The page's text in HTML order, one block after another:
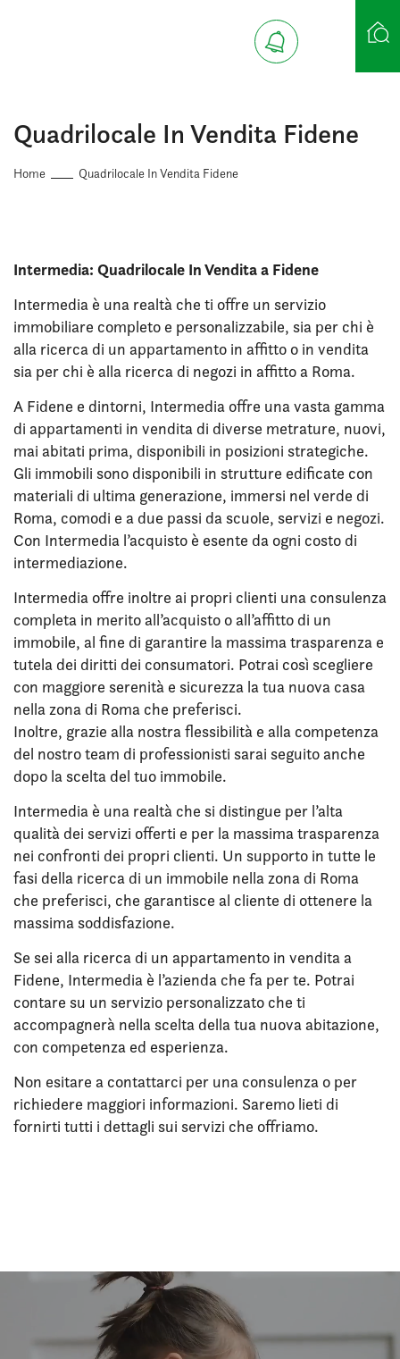
Quadrilocale In Vendita Fidene
Home Quadrilocale In Vendita Fidene
Intermedia: Quadrilocale In Vendita a Fidene
Intermedia è una realtà che ti offre un servizio
immobiliare completo e personalizzabile, sia per chi è
alla ricerca di un appartamento in affitto o in vendita
sia per chi è alla ricerca di negozi in affitto a Roma.
A Fidene e dintorni, Intermedia offre una vasta gamma
di appartamenti in vendita di diverse metrature, nuovi,
mai abitati prima, disponibili in posizioni strategiche.
Gli immobili sono disponibili in strutture edificate con
materiali di ultima generazione, immersi nel verde di
Roma, comodi e a due passi da scuole, servizi e negozi.
Con Intermedia l’acquisto è esente da ogni costo di
intermediazione.
Intermedia offre inoltre ai propri clienti una consulenza
completa in merito all’acquisto o all’affitto di un
immobile, al fine di garantire la massima trasparenza e
tutela dei diritti dei consumatori. Potrai così scegliere
con maggiore serenità e sicurezza la tua nuova casa
nella zona di Roma che preferisci.
Inoltre, grazie alla nostra flessibilità e alla competenza
del nostro team di professionisti sarai seguito anche
dopo la scelta del tuo immobile.
Intermedia è una realtà che si distingue per l’alta
qualità dei servizi offerti e per la massima trasparenza
nei confronti dei propri clienti. Un supporto in tutte le
fasi della ricerca di un immobile nella zona di Roma
che preferisci, che garantisce al cliente di ottenere la
massima soddisfazione.
Se sei alla ricerca di un appartamento in vendita a
Fidene, Intermedia è l’azienda che fa per te. Potrai
contare su un servizio personalizzato che ti
accompagnerà nella scelta della tua nuova abitazione,
con competenza ed esperienza.
Non esitare a contattarci per una consulenza o per
richiedere maggiori informazioni. Saremo lieti di
fornirti tutti i dettagli sui servizi che offriamo.